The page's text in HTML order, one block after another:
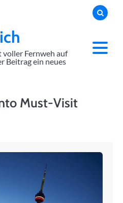
voller Fernweh auf
Beitrag ein neues
Must-Visit